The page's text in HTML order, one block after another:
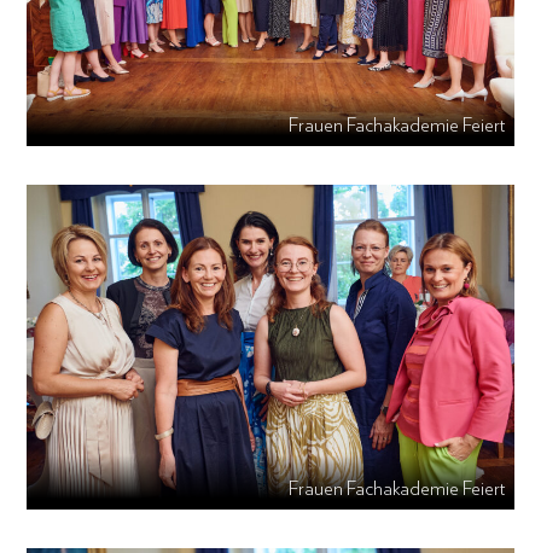
Frauen Fachakademie Feiert
Frauen Fachakademie Feiert